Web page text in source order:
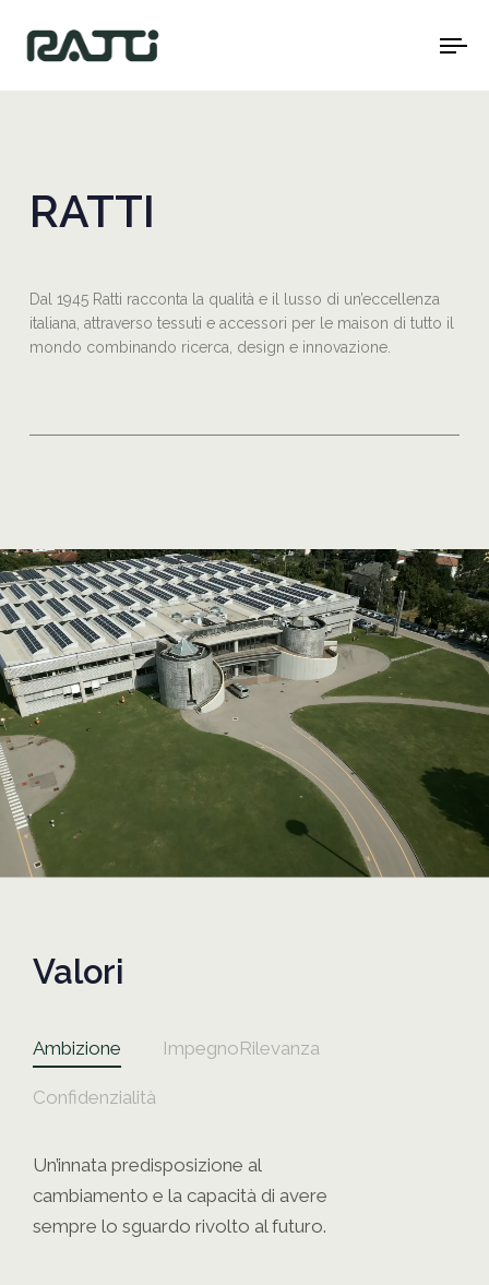
RATTI
Dal 1945 Ratti racconta la qualità e il lusso di un’eccellenza
italiana, attraverso tessuti e accessori per le maison di tutto il
mondo combinando ricerca, design e innovazione.
Valori
Ambizione ImpegnoRilevanza
Confidenzialità
Un’innata predisposizione al
cambiamento e la capacità di avere
sempre lo sguardo rivolto al futuro.